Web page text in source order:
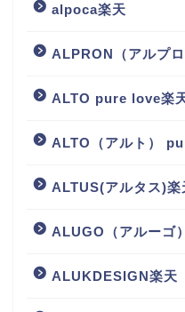
alpoca楽天
ALPRON（アルプ
ALTO pure love楽
ALTO（アルト）
ALTUS(アルタス)楽
ALUGO（アルーゴ
ALUKDESIGN楽天